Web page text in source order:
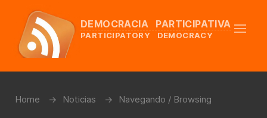
DEMOCRACIA PARTICIPATIVA
PARTICIPATORY DEMOCRACY
Home Noticias Navegando / Browsing